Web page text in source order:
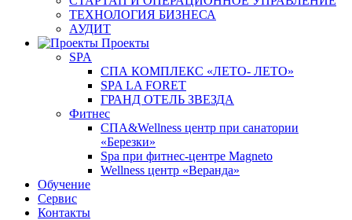
ТЕХНОЛОГИЯ БИЗНЕСА
АУДИТ
Проекты
SPA
СПА КОМПЛЕКС «ЛЕТО- ЛЕТО»
SPA LA FORET
ГРАНД ОТЕЛЬ ЗВЕЗДА
Фитнес
СПА&Wellness центр при санатории
«Березки»
Spa при фитнес-центре Magneto
Wellness центр «Веранда»
Обучение
Сервис
Контакты